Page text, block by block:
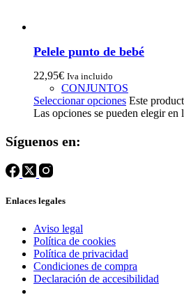
Pelele punto de bebé
22,95€ Iva incluido
CONJUNTOS
Seleccionar opciones Este
Las opciones se pueden elegir en
Síguenos en:
Enlaces legales
Aviso legal
Política de cookies
Política de privacidad
Condiciones de compra
Declaración de accesibilidad